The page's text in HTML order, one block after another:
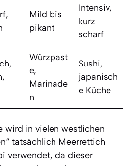
Mild bis
pikant
Intensiv,
kurz
scharf
Würzpast
e,
Marinade
n
Sushi,
japanisch
e Küche
wird in vielen westlichen
tatsächlich Meerrettich
verwendet, da dieser